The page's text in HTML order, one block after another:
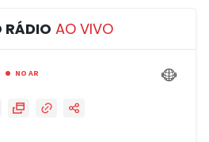
RÁDIO AO VIVO